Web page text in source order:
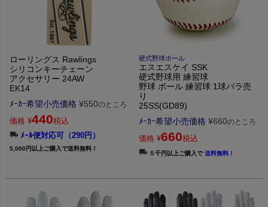
ローリングス Rawlings
シリコンキーチェーン
アクセサリー 24AW
EK14
ﾒｰｶｰ希望小売価格 ¥550のところ
価格 ¥440税込
ﾒｰﾙ便対応可（290円）
5,000円以上ご購入で送料無料！
硬式野球ボール
エスエスケイ SSK
硬式野球用 練習球
野球 ボール 練習球 1球バラ売
り
25SS(GD89)
ﾒｰｶｰ希望小売価格 ¥660のところ
価格 ¥660税込
５千円以上ご購入で送料無料！